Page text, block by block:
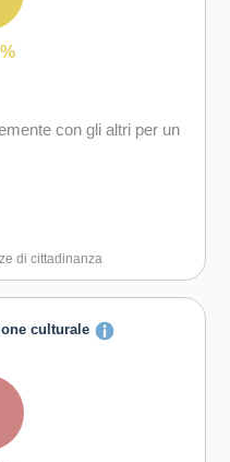
con gli altri per un
di cittadinanza
culturale